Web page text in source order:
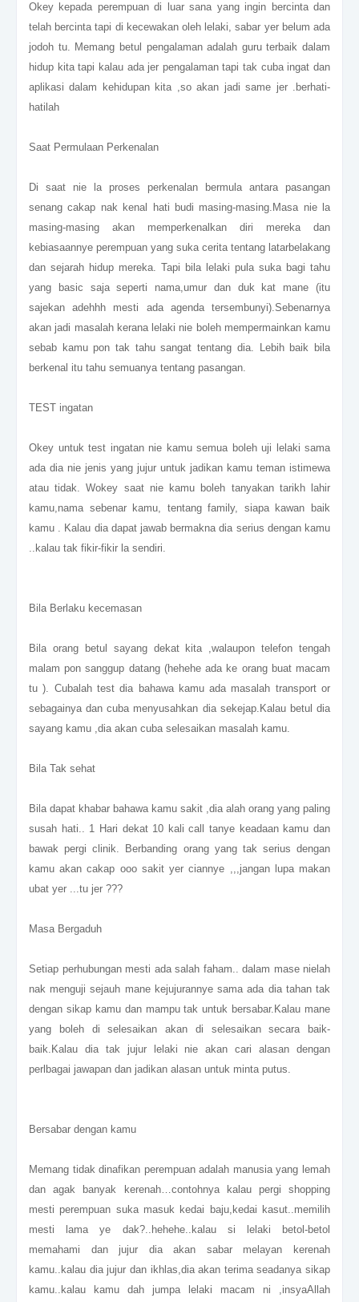
Okey kepada perempuan di luar sana yang ingin bercinta dan
telah bercinta tapi di kecewakan oleh lelaki, sabar yer belum ada
jodoh tu. Memang betul pengalaman adalah guru terbaik dalam
hidup kita tapi kalau ada jer pengalaman tapi tak cuba ingat dan
aplikasi dalam kehidupan kita ,so akan jadi same jer .berhati-
hatilah
Saat Permulaan Perkenalan
Di saat nie la proses perkenalan bermula antara pasangan
senang cakap nak kenal hati budi masing-masing.Masa nie la
masing-masing akan memperkenalkan diri mereka dan
kebiasaannye perempuan yang suka cerita tentang latarbelakang
dan sejarah hidup mereka. Tapi bila lelaki pula suka bagi tahu
yang basic saja seperti nama,umur dan duk kat mane (itu
sajekan adehhh mesti ada agenda tersembunyi).Sebenarnya
akan jadi masalah kerana lelaki nie boleh mempermainkan kamu
sebab kamu pon tak tahu sangat tentang dia. Lebih baik bila
berkenal itu tahu semuanya tentang pasangan.
TEST ingatan
Okey untuk test ingatan nie kamu semua boleh uji lelaki sama
ada dia nie jenis yang jujur untuk jadikan kamu teman istimewa
atau tidak. Wokey saat nie kamu boleh tanyakan tarikh lahir
kamu,nama sebenar kamu, tentang family, siapa kawan baik
kamu . Kalau dia dapat jawab bermakna dia serius dengan kamu
..kalau tak fikir-fikir la sendiri.
Bila Berlaku kecemasan
Bila orang betul sayang dekat kita ,walaupon telefon tengah
malam pon sanggup datang (hehehe ada ke orang buat macam
tu ). Cubalah test dia bahawa kamu ada masalah transport or
sebagainya dan cuba menyusahkan dia sekejap.Kalau betul dia
sayang kamu ,dia akan cuba selesaikan masalah kamu.
Bila Tak sehat
Bila dapat khabar bahawa kamu sakit ,dia alah orang yang paling
susah hati.. 1 Hari dekat 10 kali call tanye keadaan kamu dan
bawak pergi clinik. Berbanding orang yang tak serius dengan
kamu akan cakap ooo sakit yer ciannye ,,,jangan lupa makan
ubat yer ...tu jer ???
Masa Bergaduh
Setiap perhubungan mesti ada salah faham.. dalam mase nielah
nak menguji sejauh mane kejujurannye sama ada dia tahan tak
dengan sikap kamu dan mampu tak untuk bersabar.Kalau mane
yang boleh di selesaikan akan di selesaikan secara baik-
baik.Kalau dia tak jujur lelaki nie akan cari alasan dengan
perlbagai jawapan dan jadikan alasan untuk minta putus.
Bersabar dengan kamu
Memang tidak dinafikan perempuan adalah manusia yang lemah
dan agak banyak kerenah…contohnya kalau pergi shopping
mesti perempuan suka masuk kedai baju,kedai kasut..memilih
mesti lama ye dak?..hehehe..kalau si lelaki betol-betol
memahami dan jujur dia akan sabar melayan kerenah
kamu..kalau dia jujur dan ikhlas,dia akan terima seadanya sikap
kamu..kalau kamu dah jumpa lelaki macam ni ,insyaAllah